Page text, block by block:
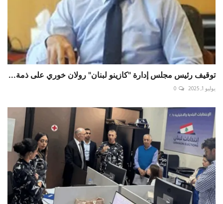
توقيف رئيس مجلس إدارة "كازينو لبنان" رولان خوري على ذمة...
يوليو 1, 2025 0